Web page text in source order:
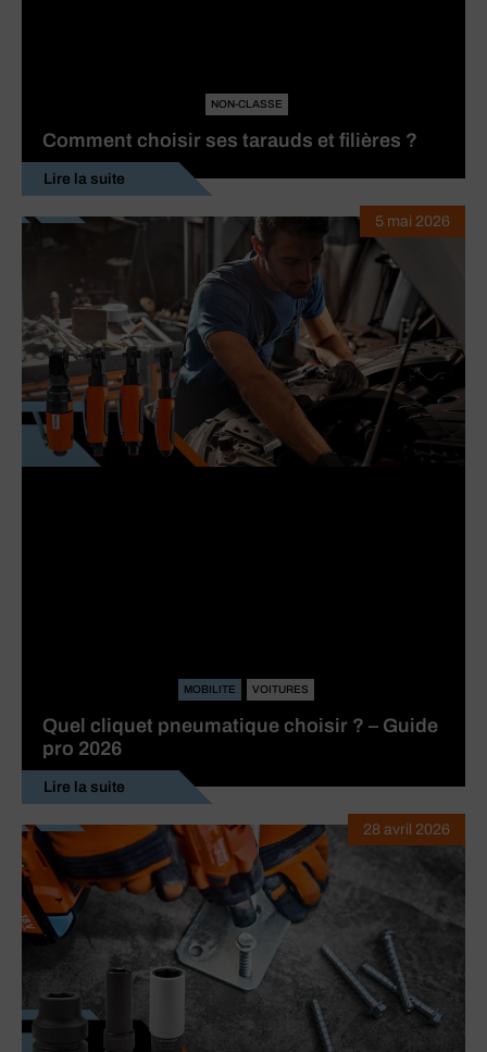
NON-CLASSE
Comment choisir ses tarauds et filières ?
Lire la suite
MOBILITE VOITURES
Quel cliquet pneumatique choisir ? – Guide
pro 2026
Lire la suite
5 mai 2026
28 avril 2026